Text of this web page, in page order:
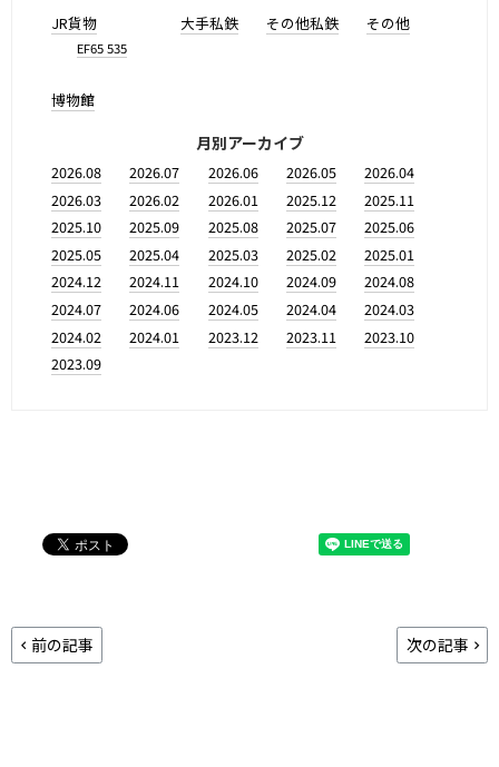
JR貨物
EF65 535
大手私鉄 その他私鉄 その他
博物館
月別アーカイブ
2026.08 2026.07 2026.06 2026.05
2026.04
2026.03
2026.02 2026.01 2025.12
2025.11
2025.10
2025.09 2025.08 2025.07
2025.06
2025.05
2025.04 2025.03 2025.02
2025.01
2024.12
2024.11 2024.10 2024.09
2024.08
2024.07
2024.06 2024.05 2024.04
2024.03
2024.02
2024.01 2023.12 2023.11
2023.10
2023.09
前の記事 次の記事